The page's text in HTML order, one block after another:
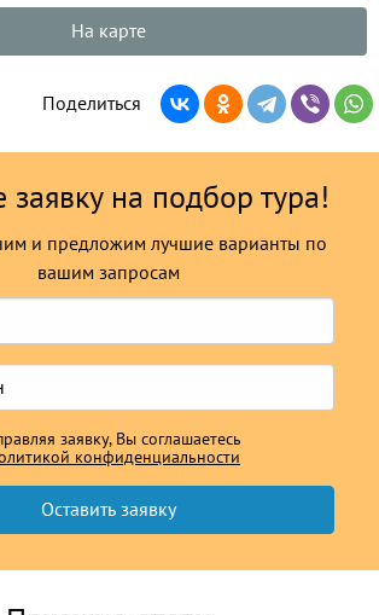
На карте
Поделиться
заявку на подбор тура!
и предложим лучшие варианты по
вашим запросам
заявку, Вы соглашаетесь
конфиденциальности